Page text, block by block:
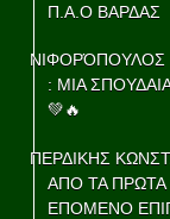
Π.Α.Ο ΒΑΡΔΑΣ
ΝΙΦΟΡΌΠΟΥΛΟΣ
: ΜΙΑ
💚🔥
ΠΕΡΔΙΚΗΣ
ΑΠΟ ΤΑ
ΕΠΟΜΕΝΟ